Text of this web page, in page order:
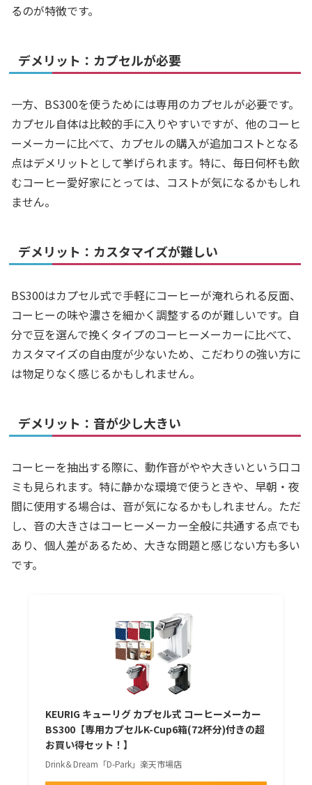
るのが特徴です。
デメリット：カプセルが必要
一方、BS300を使うためには専用のカプセルが必要です。
カプセル自体は比較的手に入りやすいですが、他のコーヒ
ーメーカーに比べて、カプセルの購入が追加コストとなる
点はデメリットとして挙げられます。特に、毎日何杯も飲
むコーヒー愛好家にとっては、コストが気になるかもしれ
ません。
デメリット：カスタマイズが難しい
BS300はカプセル式で手軽にコーヒーが淹れられる反面、
コーヒーの味や濃さを細かく調整するのが難しいです。自
分で豆を選んで挽くタイプのコーヒーメーカーに比べて、
カスタマイズの自由度が少ないため、こだわりの強い方に
は物足りなく感じるかもしれません。
デメリット：音が少し大きい
コーヒーを抽出する際に、動作音がやや大きいという口コ
ミも見られます。特に静かな環境で使うときや、早朝・夜
間に使用する場合は、音が気になるかもしれません。ただ
し、音の大きさはコーヒーメーカー全般に共通する点でも
あり、個人差があるため、大きな問題と感じない方も多い
です。
KEURIG キューリグ カプセル式 コーヒーメーカー
BS300【専用カプセルK-Cup6箱(72杯分)付きの超
お買い得セット！】
Drink＆Dream「D-Park」楽天市場店